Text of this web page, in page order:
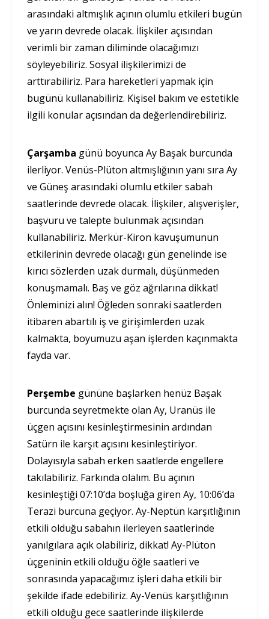
arasındaki altmışlık açının olumlu etkileri bugün
ve yarın devrede olacak. İlişkiler açısından
verimli bir zaman diliminde olacağımızı
söyleyebiliriz. Sosyal ilişkilerimizi de
arttırabiliriz. Para hareketleri yapmak için
bugünü kullanabiliriz. Kişisel bakım ve estetikle
ilgili konular açısından da değerlendirebiliriz.
Çarşamba günü boyunca Ay Başak burcunda
ilerliyor. Venüs-Plüton altmışlığının yanı sıra Ay
ve Güneş arasındaki olumlu etkiler sabah
saatlerinde devrede olacak. İlişkiler, alışverişler,
başvuru ve talepte bulunmak açısından
kullanabiliriz. Merkür-Kiron kavuşumunun
etkilerinin devrede olacağı gün genelinde ise
kırıcı sözlerden uzak durmalı, düşünmeden
konuşmamalı. Baş ve göz ağrılarına dikkat!
Önleminizi alın! Öğleden sonraki saatlerden
itibaren abartılı iş ve girişimlerden uzak
kalmakta, boyumuzu aşan işlerden kaçınmakta
fayda var.
Perşembe gününe başlarken henüz Başak
burcunda seyretmekte olan Ay, Uranüs ile
üçgen açısını kesinleştirmesinin ardından
Satürn ile karşıt açısını kesinleştiriyor.
Dolayısıyla sabah erken saatlerde engellere
takılabiliriz. Farkında olalım. Bu açının
kesinleştiği 07:10’da boşluğa giren Ay, 10:06’da
Terazi burcuna geçiyor. Ay-Neptün karşıtlığının
etkili olduğu sabahın ilerleyen saatlerinde
yanılgılara açık olabiliriz, dikkat! Ay-Plüton
üçgeninin etkili olduğu öğle saatleri ve
sonrasında yapacağımız işleri daha etkili bir
şekilde ifade edebiliriz. Ay-Venüs karşıtlığının
etkili olduğu gece saatlerinde ilişkilerde